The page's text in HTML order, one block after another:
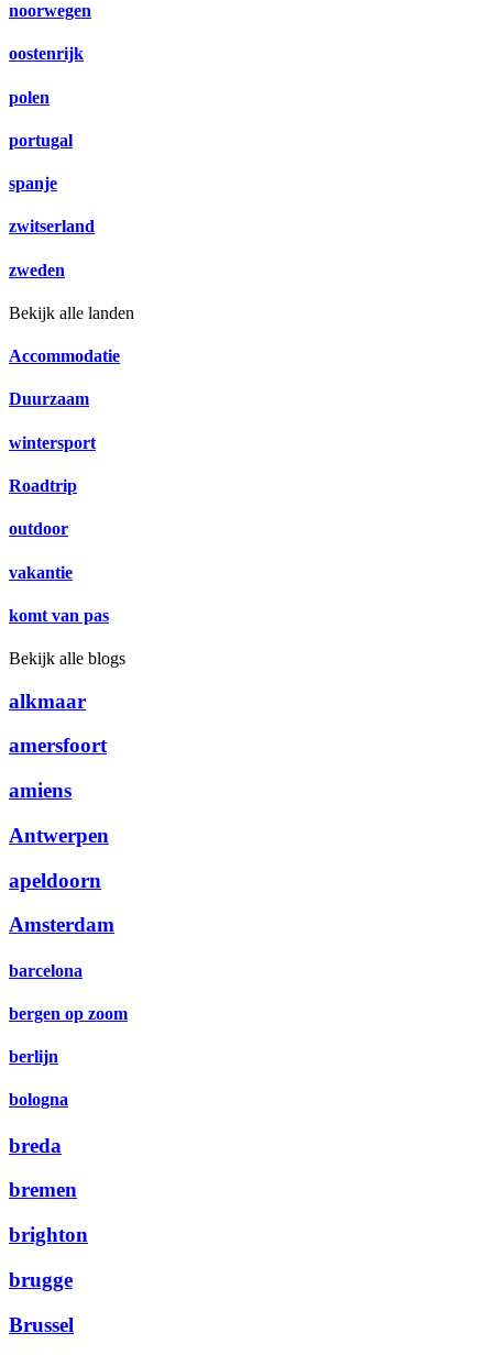
noorwegen
oostenrijk
polen
portugal
spanje
zwitserland
zweden
Bekijk alle landen
Accommodatie
Duurzaam
wintersport
Roadtrip
outdoor
vakantie
komt van pas
Bekijk alle blogs
alkmaar
amersfoort
amiens
Antwerpen
apeldoorn
Amsterdam
barcelona
bergen op zoom
berlijn
bologna
breda
bremen
brighton
brugge
Brussel